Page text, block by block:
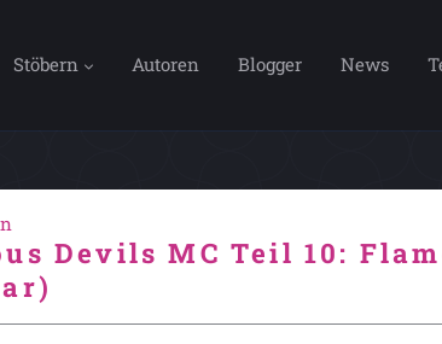
Stöbern Autoren Blogger News
Devils MC Teil 10: